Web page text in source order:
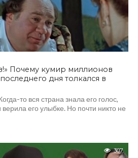
Почему кумир миллионов
дня толкался в
то вся страна знала его голос,
верила его улыбке. Но почти никто не
307